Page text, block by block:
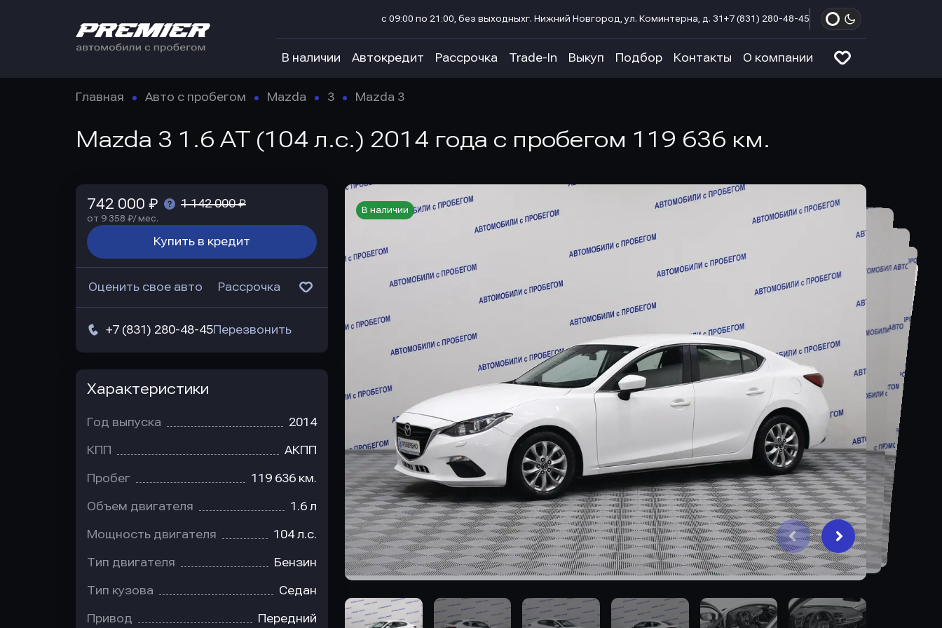
с 09:00 по 21:00, без выходныхг. Нижний Новгород, ул. Коминтерна, д. 31 +7 (831) 280-48-45
В наличии Автокредит Рассрочка Trade-In Выкуп Подбор Контакты О компании
Главная Авто с пробегом Mazda 3 Mazda 3
Mazda 3 1.6 AT (104 л.с.) 2014 года с пробегом 119 636 км.
В наличии
742 000 ₽ 1 142 000 ₽
от 9 358 ₽/ мес.
Купить в кредит
Оценить свое авто Рассрочка
+7 (831) 280-48-45Перезвонить
Характеристики
Год выпуска 2014
КПП АКПП
Пробег 119 636 км.
Объем двигателя 1.6 л
Мощность двигателя 104 л.с.
Тип двигателя Бензин
Тип кузова Седан
Привод Передний